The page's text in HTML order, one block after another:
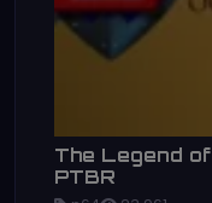
The Legend
PTBR